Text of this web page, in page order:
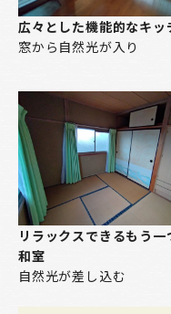
広々とした機能的なキッ
窓から自然光が入り
リラックスできるもう一
和室
自然光が差し込む